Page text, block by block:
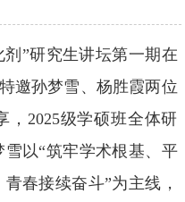
”研究生讲坛第一期在
邀孙梦雪 、 杨胜霞两位
，2025级学硕班全体研
以“筑牢学术根基、平
春接续奋斗”为主线，